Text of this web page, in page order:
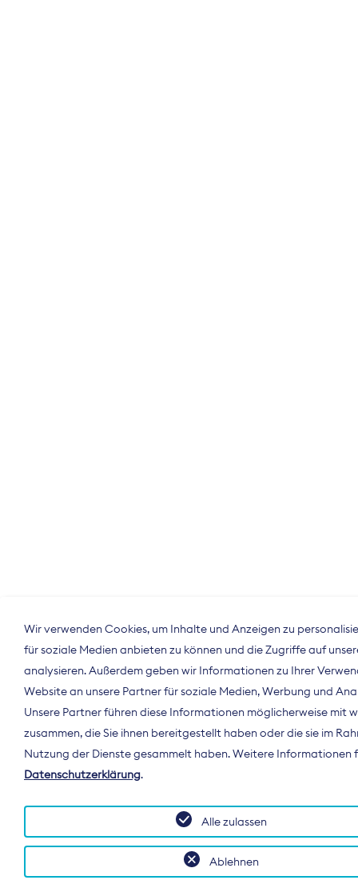
Wir verwenden Cookies, um Inhalte und Anzeigen zu
für soziale Medien anbieten zu können und die Zugriffe auf
analysieren. Außerdem geben wir Informationen zu Ihrer
Website an unsere Partner für soziale Medien, Werbung und
Unsere Partner führen diese Informationen möglicherweise mit
zusammen, die Sie ihnen bereitgestellt haben oder die sie im
Nutzung der Dienste gesammelt haben. Weitere Informationen
Datenschutzerklärung.
Ablehnen
Alle zulassen